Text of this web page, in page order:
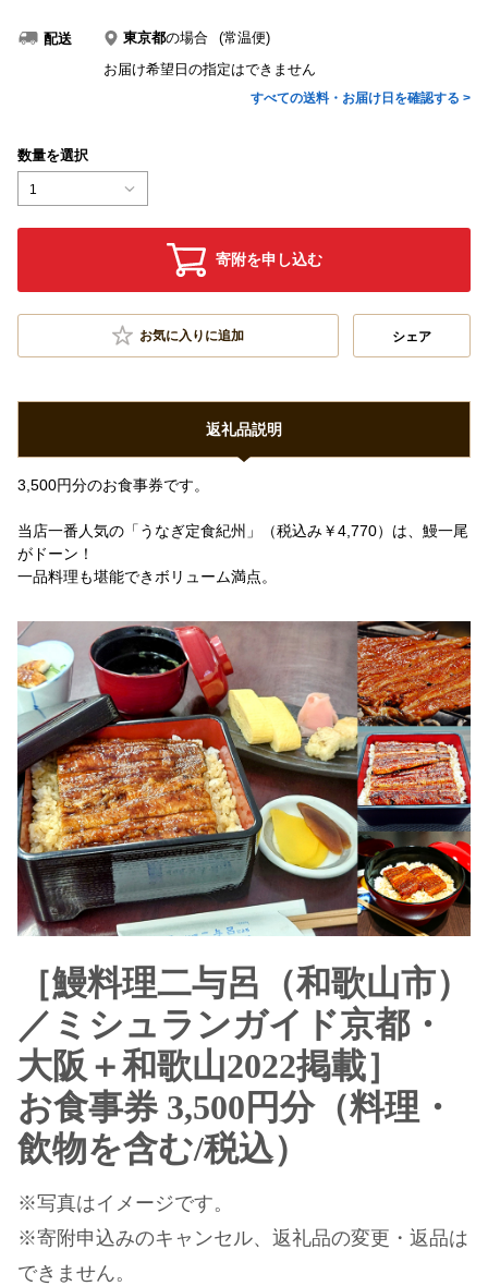
配送 東京都の場合
(常温便)
お届け希望日の指定はできません
すべての送料・お届け日を確認する >
数量を選択
1
寄附を申し込む
お気に入りに追加 シェア
返礼品説明
3,500円分のお食事券です。
当店一番人気の「うなぎ定食紀州」（税込み￥4,770）は、鰻一尾
がドーン！
一品料理も堪能できボリューム満点。
［鰻料理二与呂（和歌山市）
／ミシュランガイド京都・
大阪＋和歌山2022掲載］
お食事券 3,500円分（料理・
飲物を含む/税込）
※写真はイメージです。
※寄附申込みのキャンセル、返礼品の変更・返品は
できません。